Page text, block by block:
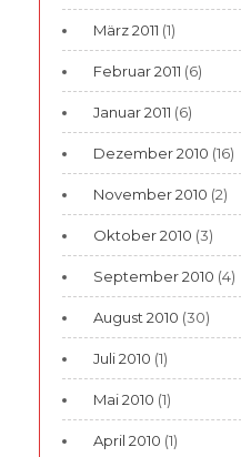
März 2011 (1)
Februar 2011 (6)
Januar 2011 (6)
Dezember 2010 (16)
November 2010 (2)
Oktober 2010 (3)
September 2010 (4)
August 2010 (30)
Juli 2010 (1)
Mai 2010 (1)
April 2010 (1)